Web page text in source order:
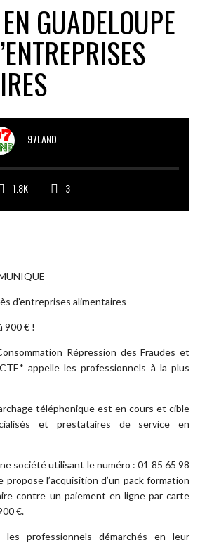
GUADELOUPE
97LAND
1.8K 3
d’entreprises alimentaires
900 € !
Répression des Fraudes et
appelle les professionnels à la plus
téléphonique est en cours et cible
et prestataires de service en
société utilisant le numéro : 01 85 65 98
l’acquisition d’un pack formation
contre un paiement en ligne par carte
€.
professionnels démarchés en leur